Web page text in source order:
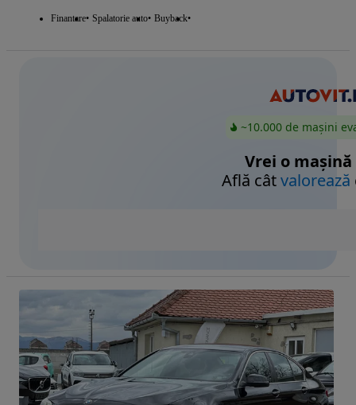
Finantare Spalatorie auto Buyback
~10.000 de mașini
Vrei o mașină
Află câtvalorează